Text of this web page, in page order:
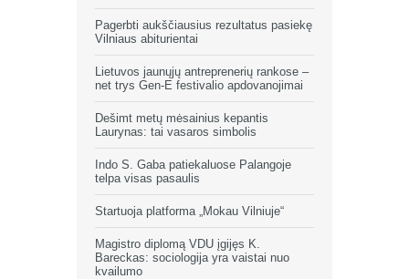
Pagerbti aukščiausius rezultatus pasiekę
Vilniaus abiturientai
Lietuvos jaunųjų antreprenerių rankose –
net trys Gen-E festivalio apdovanojimai
Dešimt metų mėsainius kepantis
Laurynas: tai vasaros simbolis
Indo S. Gaba patiekaluose Palangoje
telpa visas pasaulis
Startuoja platforma „Mokau Vilniuje“
Magistro diplomą VDU įgijęs K.
Bareckas: sociologija yra vaistai nuo
kvailumo